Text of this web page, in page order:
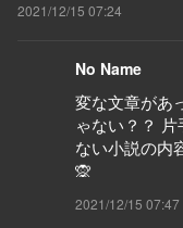
2021/12/15 07:24
No Name
変な文章があ
ゃない？？
ない小説の内
🙊
2021/12/15 07:47